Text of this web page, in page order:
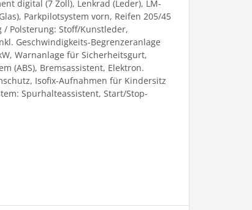
digital (7 Zoll), Lenkrad (Leder), LM-
Parkpilotsystem vorn, Reifen 205/45
/ Polsterung: Stoff/Kunstleder,
Geschwindigkeits-Begrenzeranlage
Warnanlage für Sicherheitsgurt,
(ABS), Bremsassistent, Elektron.
Isofix-Aufnahmen für Kindersitz
Spurhalteassistent, Start/Stop-